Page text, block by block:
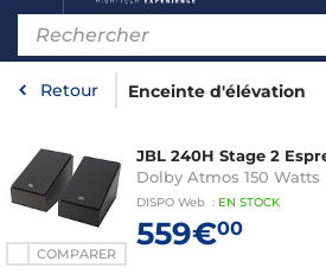
Retour Enceinte d'élévation
COMPARER
JBL 240H Stage 2
Dolby Atmos 150 Watts
DISPO Web : EN STOCK
559€00